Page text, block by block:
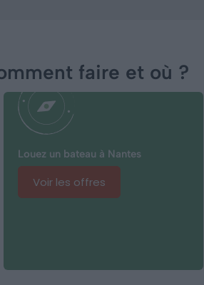
faire et où ?
Louez un bateau à Nantes
Voir les offres